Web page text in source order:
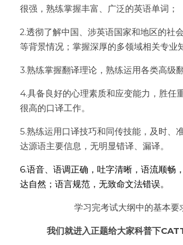
很强，熟练掌握丰富、广泛的英语单词；
2.透彻了解中国、涉英语国家和地区的社
等背景情况；掌握深厚的多领域相关专业
3.熟练掌握翻译理论，熟练运用各类高级
4.具备良好的心理素质和应变能力，胜任
很高的口译工作。
5.熟练运用口译技巧和同传技能，及时、
达源语主要信息，无明显错译、漏译。
6.语音、语调正确，吐字清晰，语流顺畅
达自然；语言规范，无致命文法错误。
学习完考试大纲中的基本要
我们就进入正题给大家科普下